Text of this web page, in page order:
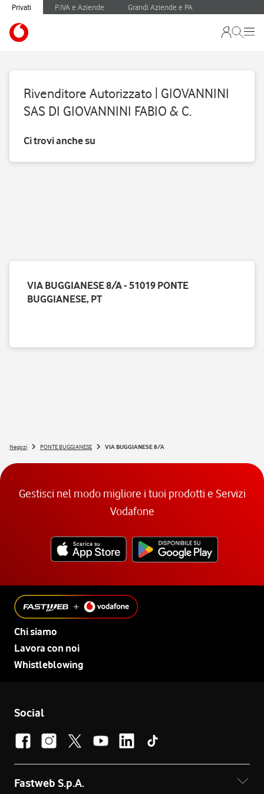
Privati P.IVA e Aziende Grandi Aziende e PA
Rivenditore Autorizzato | GIOVANNINI
SAS DI GIOVANNINI FABIO & C.
Ci trovi anche su
VIA BUGGIANESE 8/A - 51019 PONTE
BUGGIANESE, PT
Negozi PONTE BUGGIANESE VIA BUGGIANESE 8/A
Gestisci nel modo migliore i tuoi prodotti e Servizi
Vodafone
Chi siamo
Lavora con noi
Whistleblowing
Social
Fastweb S.p.A.